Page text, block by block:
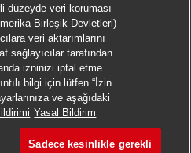
düzeyde veri koruması
Birleşik Devletleri)
veri aktarımlarını
sağlayıcılar tarafından
izninizi iptal etme
bilgi için lütfen “İzin
ve aşağıdaki
Yasal Bildirim
Sadece kesinlikle gerekli